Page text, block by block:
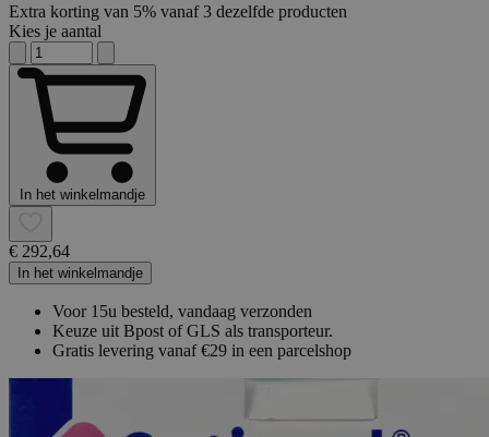
Extra korting van 5% vanaf 3 dezelfde producten
Kies je aantal
In het winkelmandje
€ 292,64
In het winkelmandje
Voor 15u besteld, vandaag verzonden
Keuze uit Bpost of GLS als transporteur.
Gratis levering vanaf €29 in een parcelshop